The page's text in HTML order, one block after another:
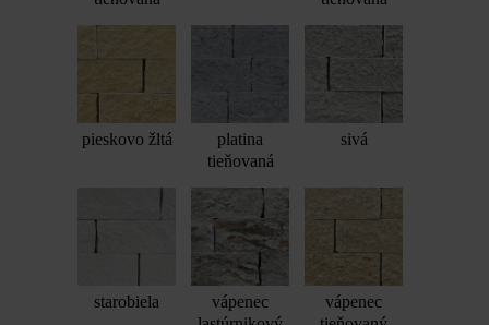
pieskovo žltá
platina
tieňovaná
sivá
starobiela
vápenec
vápenec